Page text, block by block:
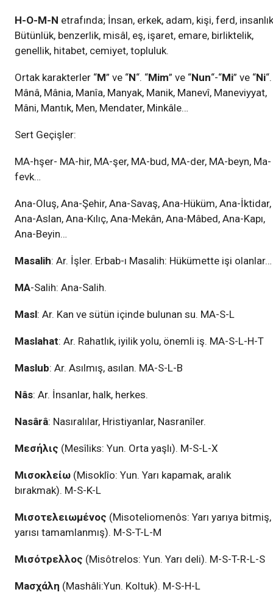
H-O-M-N etrafında; İnsan, erkek, adam, kişi, ferd,
Bütünlük, benzerlik, misâl, eş, işaret, emare, birliktelik,
genellik, hitabet, cemiyet, topluluk.
Ortak karakterler “M” ve “N“. “Mim” ve “Nun“-“Mi” ve “Ni“.
Mânâ, Mânia, Manîa, Manyak, Manik, Manevî, Maneviyyat,
Mâni, Mantık, Men, Mendater, Minkâle…
Sert Geçişler:
MA-hşer- MA-hir, MA-şer, MA-bud, MA-der, MA-beyn, Ma-
fevk…
Ana-Oluş, Ana-Şehir, Ana-Savaş, Ana-Hüküm, Ana-İktidar,
Ana-Aslan, Ana-Kılıç, Ana-Mekân, Ana-Mâbed, Ana-Kapı,
Ana-Beyin…
Masalih: Ar. İşler. Erbab-ı Masalih: Hükümette işi olanlar…
MA-Salih: Ana-Salih.
Masl: Ar. Kan ve sütün içinde bulunan su. MA-S-L
Maslahat: Ar. Rahatlık, iyilik yolu, önemli iş. MA-S-L-H-T
Maslub: Ar. Asılmış, asılan. MA-S-L-B
Nâs: Ar. İnsanlar, halk, herkes.
Nasârâ: Nasıralılar, Hristiyanlar, Nasranîler.
Mεσήλις (Mesîliks: Yun. Orta yaşlı). M-S-L-X
Mισοκλείω (Misoklîo: Yun. Yarı kapamak, aralık
bırakmak). M-S-K-L
Mισοτελειωμένος (Misoteliomenôs: Yarı yarıya bitmiş,
yarısı tamamlanmış). M-S-T-L-M
Mισότρελλος (Misôtrelos: Yun. Yarı deli). M-S-T-R-L-S
Maσχάλη (Mashâli:Yun. Koltuk). M-S-H-L